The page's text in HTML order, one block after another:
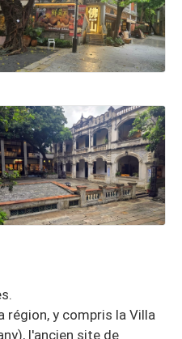
y compris la Villa
l'ancien site de